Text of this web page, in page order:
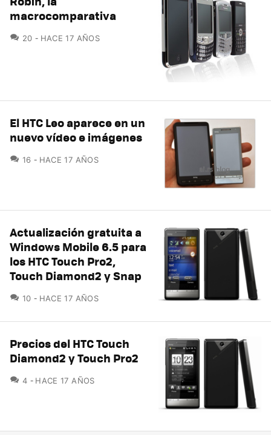
macrocomparativa
20 COMENTARIOS
HACE 17 AÑOS
El HTC Leo aparece en un
nuevo vídeo e imágenes
16 COMENTARIOS
HACE 17 AÑOS
Actualización gratuita a
Windows Mobile 6.5 para
los HTC Touch Pro2,
Touch Diamond2 y Snap
10 COMENTARIOS
HACE 17 AÑOS
Precios del HTC Touch
Diamond2 y Touch Pro2
4 COMENTARIOS
HACE 17 AÑOS